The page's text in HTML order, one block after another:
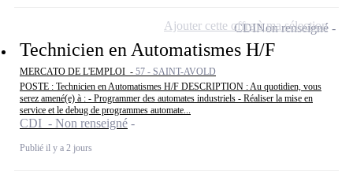
Technicien en Automatismes H/F
MERCATO DE L'EMPLOI - 57 - SAINT-AVOLD
POSTE : Technicien en Automatismes H/F DESCRIPTION : Au quotidien, vous
serez amené(e) à : - Programmer des automates industriels - Réaliser la mise en
service et le debug de programmes automate...
CDI - Non renseigné
Publié il y a 2 jours
CDINon renseigné
Ajouter cette offre à ma sélection